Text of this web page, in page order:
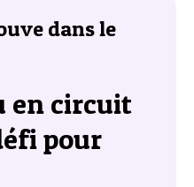
dans le
en circuit
pour